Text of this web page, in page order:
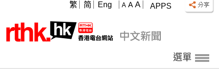
APPS
A A A
繁 简 Eng
選單